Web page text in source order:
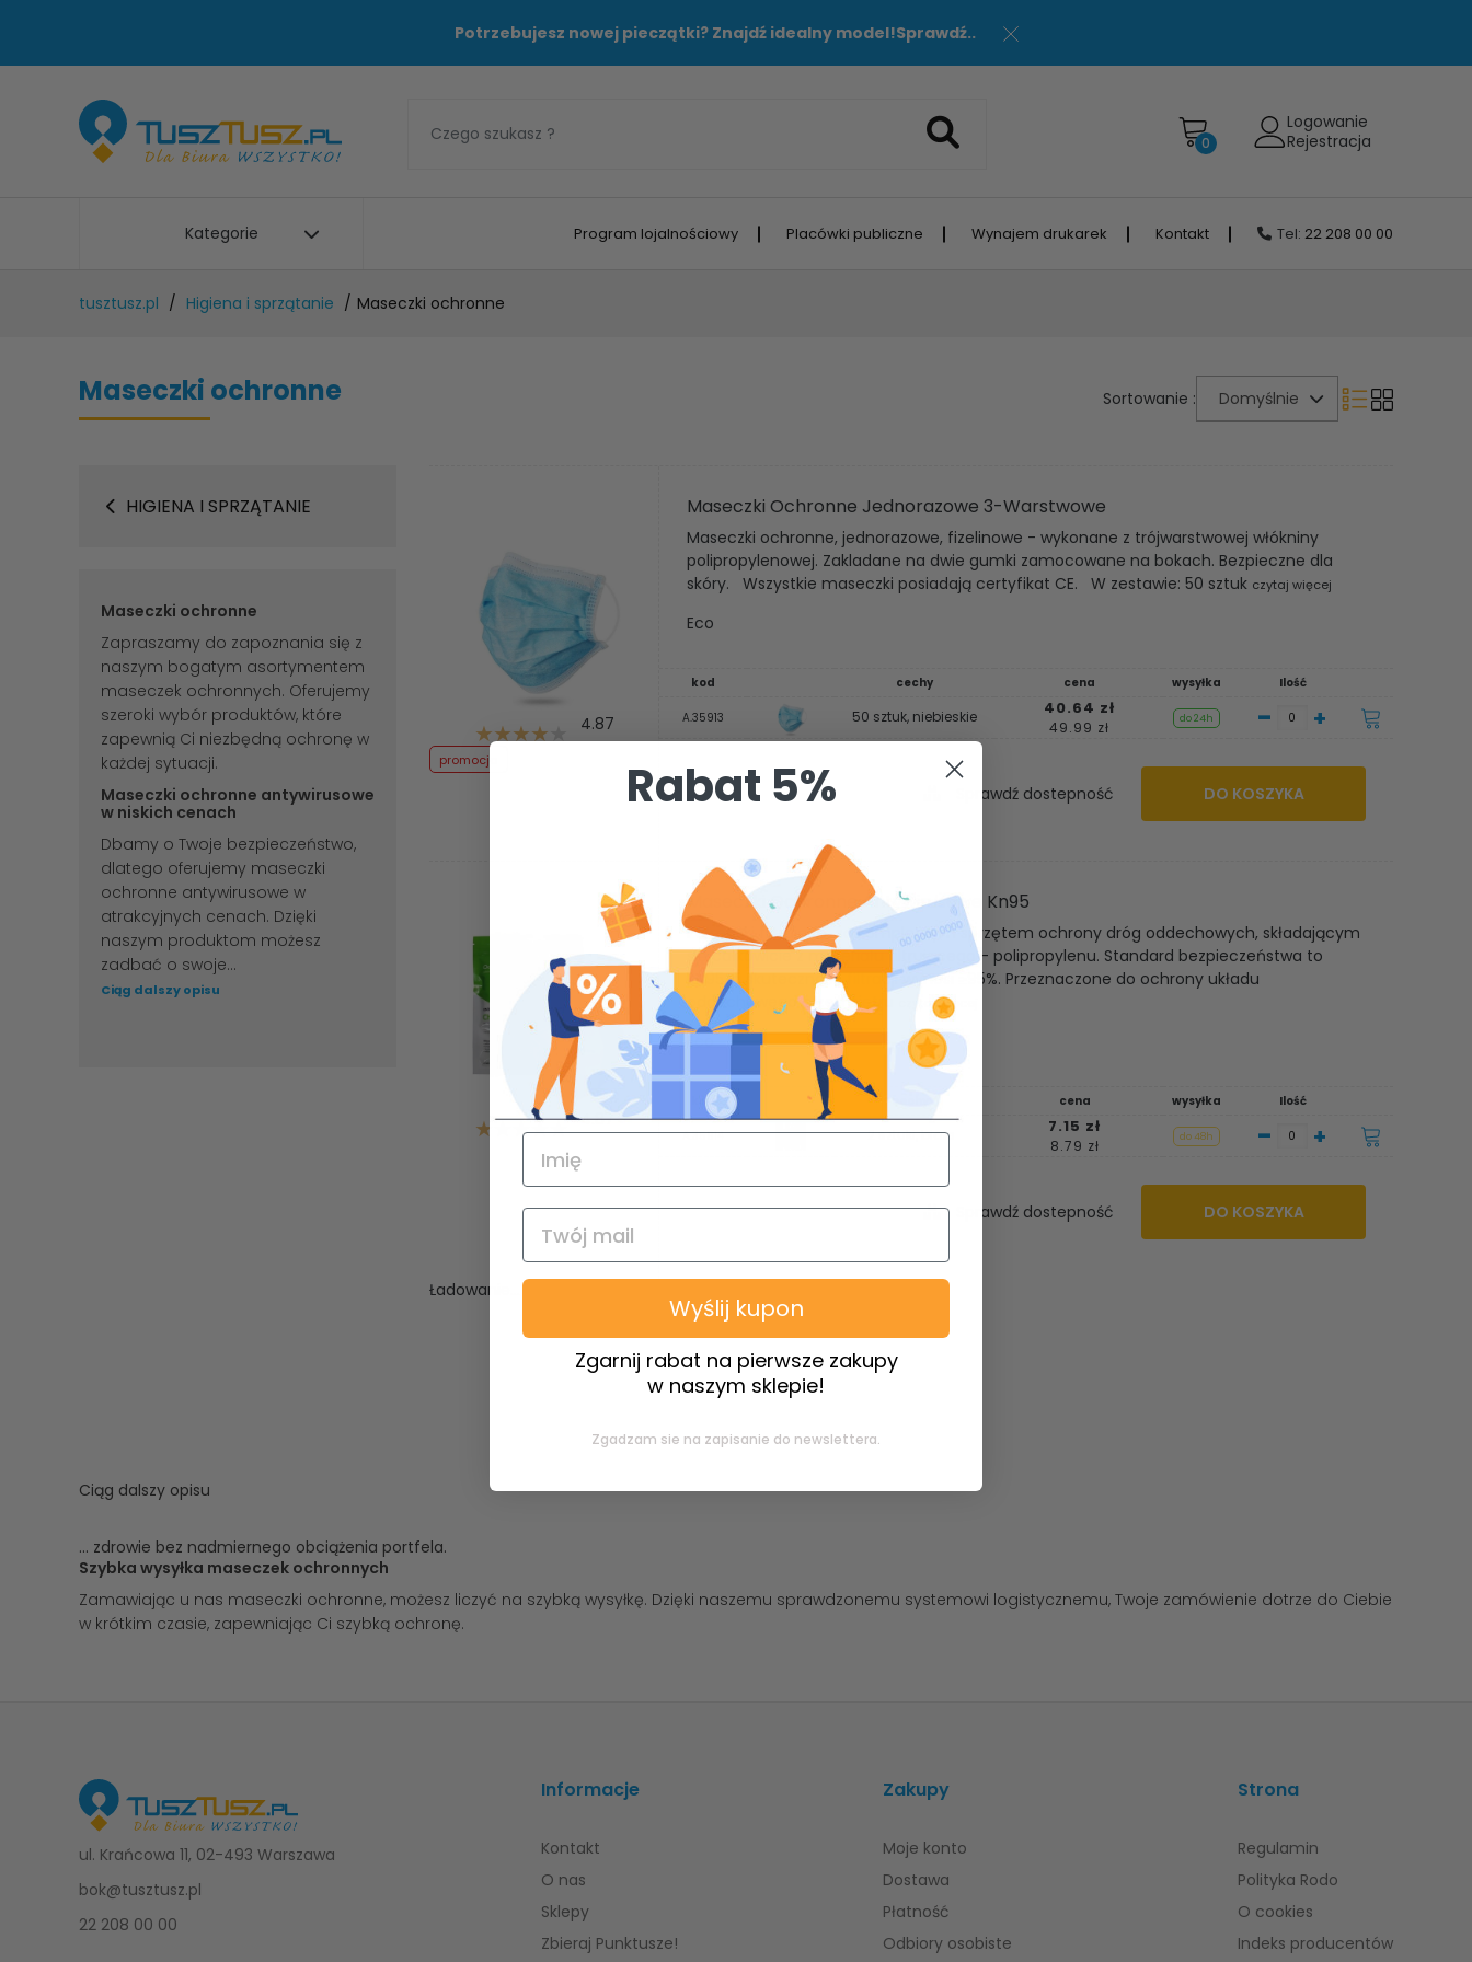
Potrzebujesz nowej pieczątki? Znajdź idealny model!Sprawdź..
0
Logowanie
Rejestracja
Kategorie Program lojalnościowy Placówki publiczne Wynajem drukarek Kontakt Tel: 22 208 00 00
tusztusz.pl Higiena i sprzątanie Maseczki ochronne
Maseczki ochronne Sortowanie : Domyślnie
HIGIENA I SPRZĄTANIE
Maseczki ochronne
Zapraszamy do zapoznania się z
naszym bogatym asortymentem
maseczek ochronnych. Oferujemy
szeroki wybór produktów, które
zapewnią Ci niezbędną ochronę w
każdej sytuacji.
Maseczki ochronne antywirusowe
w niskich cenach
Dbamy o Twoje bezpieczeństwo,
dlatego oferujemy maseczki
ochronne antywirusowe w
atrakcyjnych cenach. Dzięki
naszym produktom możesz
zadbać o swoje...
Ciąg dalszy opisu
4.87
promocja
Maseczki Ochronne Jednorazowe 3-Warstwowe
Maseczki ochronne, jednorazowe, fizelinowe - wykonane z trójwarstwowej włókniny
polipropylenowej. Zakladane na dwie gumki zamocowane na bokach. Bezpieczne dla
skóry. Wszystkie maseczki posiadają certyfikat CE. W zestawie: 50 sztuk czytaj więcej
Eco
kod cechy cena wysyłka Ilość
A.35913 50 sztuk, niebieskie 40.64 zł
49.99 zł do 24h - +
Sprawdź dostepność DO KOSZYKA
4.87
Maseczki Ochronne Antywirusowe Kn95
Półmaski filtrujące są kompletnym sprzętem ochrony dróg oddechowych, składającym
się całkowicie z materiału filtrującego - polipropylenu. Standard bezpieczeństwa to
KN95, a skuteczność filtracji wynosi ≥95%. Przeznaczone do ochrony układu
oddechowego przed nietru
czytaj więcej
Eco
kod cena wysyłka Ilość
A.35914 2 sztuki, białe 7.15 zł
8.79 zł do 48h - +
Sprawdź dostepność DO KOSZYKA
Ładowanie...
Ciąg dalszy opisu
... zdrowie bez nadmiernego obciążenia portfela.
Szybka wysyłka maseczek ochronnych
Zamawiając u nas maseczki ochronne, możesz liczyć na szybką wysyłkę. Dzięki naszemu sprawdzonemu systemowi logistycznemu, Twoje zamówienie dotrze do Ciebie
w krótkim czasie, zapewniając Ci szybką ochronę.
ul. Krańcowa 11, 02-493 Warszawa
bok@tusztusz.pl
22 208 00 00
Informacje
Kontakt
O nas
Sklepy
Zbieraj Punktusze!
Zakupy
Moje konto
Dostawa
Płatność
Odbiory osobiste
Strona
Regulamin
Polityka Rodo
O cookies
Indeks producentów
Rabat 5%
Wyślij kupon
Zgarnij rabat na pierwsze zakupy
w naszym sklepie!
Zgadzam sie na zapisanie do newslettera.